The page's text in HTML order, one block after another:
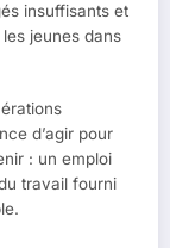
insuffisants et
jeunes dans
d’agir pour
: un emploi
travail fourni